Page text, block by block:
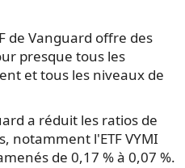
de Vanguard offre des
presque tous les
et tous les niveaux de
a réduit les ratios de
notamment l'ETF VYMI
de 0,17 % à 0,07 %.